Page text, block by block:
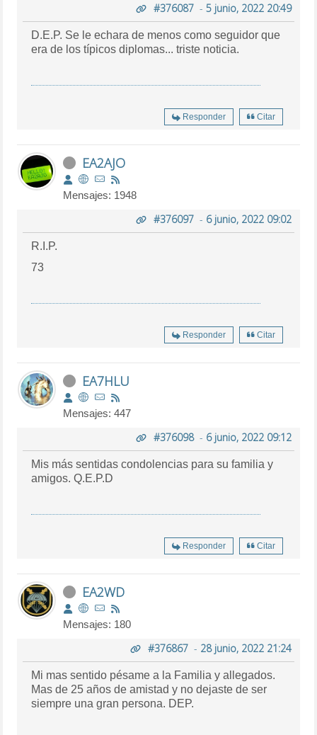
#376087- 5 junio, 2022 20:49
D.E.P. Se le echara de menos como seguidor que
era de los típicos diplomas... triste noticia.
Responder Citar
EA2AJO
Mensajes: 1948
#376097- 6 junio, 2022 09:02
R.I.P.
73
Responder Citar
EA7HLU
Mensajes: 447
#376098- 6 junio, 2022 09:12
Mis más sentidas condolencias para su familia y
amigos. Q.E.P.D
Responder Citar
EA2WD
Mensajes: 180
#376867- 28 junio, 2022 21:24
Mi mas sentido pésame a la Familia y allegados.
Mas de 25 años de amistad y no dejaste de ser
siempre una gran persona. DEP.